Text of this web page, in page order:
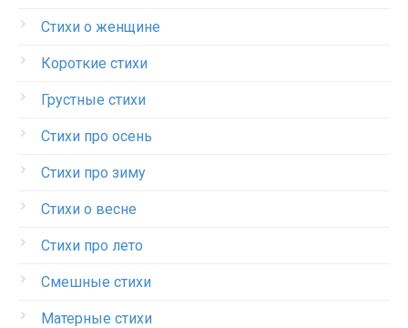
Стихи о женщине
Короткие стихи
Грустные стихи
Стихи про осень
Стихи про зиму
Стихи о весне
Стихи про лето
Смешные стихи
Матерные стихи